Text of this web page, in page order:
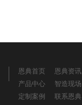
恩典首页
恩典资讯
产品中心
智造现场
定制案例
联系恩典